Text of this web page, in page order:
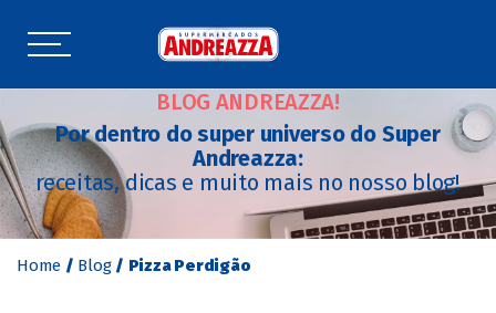
BLOG ANDREAZZA!
Por dentro do super universo do Super
Andreazza:
receitas, dicas e muito mais no nosso blog!
Home / Blog / Pizza Perdigão